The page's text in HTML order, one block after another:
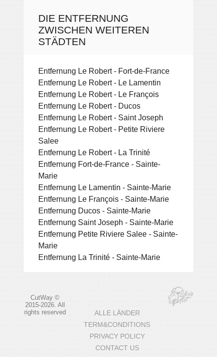
DIE ENTFERNUNG
ZWISCHEN WEITEREN
STÄDTEN
Entfernung Le Robert - Fort-de-France
Entfernung Le Robert - Le Lamentin
Entfernung Le Robert - Le François
Entfernung Le Robert - Ducos
Entfernung Le Robert - Saint Joseph
Entfernung Le Robert - Petite Riviere
Salee
Entfernung Le Robert - La Trinité
Entfernung Fort-de-France - Sainte-
Marie
Entfernung Le Lamentin - Sainte-Marie
Entfernung Le François - Sainte-Marie
Entfernung Ducos - Sainte-Marie
Entfernung Saint Joseph - Sainte-Marie
Entfernung Petite Riviere Salee - Sainte-
Marie
Entfernung La Trinité - Sainte-Marie
CutWay ©
2015-2026. All
rights reserved
ALLE LÄNDER
TERM&CONDITIONS
PRIVACY POLICY
CONTACT US